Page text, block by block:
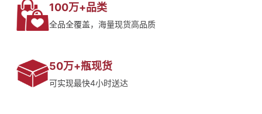
100万+品类
全品全覆盖，海量现货高品质
50万+瓶现货
可实现最快4小时送达